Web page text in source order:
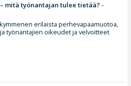
mitä työnantajan tulee tietää? -
erilaista perhevapaamuotoa,
työnantajien oikeudet ja velvoitteet